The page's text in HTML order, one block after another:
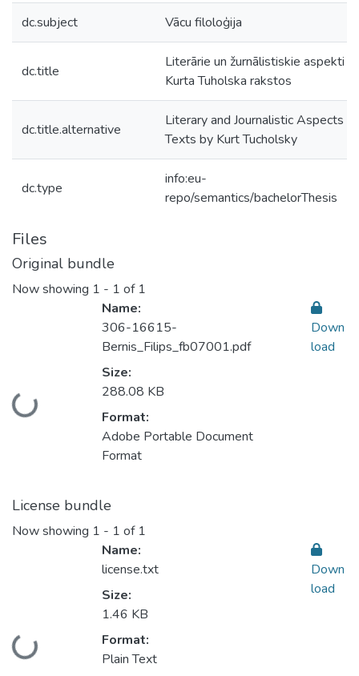
dc.subject Vācu filoloģija
dc.title
Literārie un žurnālistiskie aspekti
Kurta Tuholska rakstos
dc.title.alternative
Literary and Journalistic Aspects of
Texts by Kurt Tucholsky
dc.type
info:eu-
repo/semantics/bachelorThesis
Files
Original bundle
Now showing 1 - 1 of 1
Loading...
Name:
306-16615-
Bernis_Filips_fb07001.pdf
Size:
288.08 KB
Format:
Adobe Portable Document
Format
Down
load
License bundle
Now showing 1 - 1 of 1
Loading...
Name:
license.txt
Size:
1.46 KB
Format:
Plain Text
Down
load